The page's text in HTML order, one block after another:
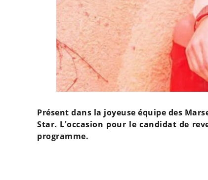
Présent dans la joyeuse équipe des
Star. L'occasion pour le candidat de
programme.